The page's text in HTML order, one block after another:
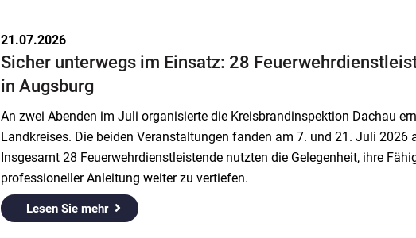
21.07.2026
Sicher unterwegs im Einsatz: 28
in Augsburg
An zwei Abenden im Juli organisierte die Kreisbrandinspektion Dachau
Landkreises. Die beiden Veranstaltungen fanden am 7. und 21. Juli 2026
Insgesamt 28 Feuerwehrdienstleistende nutzten die Gelegenheit, ihre
professioneller Anleitung weiter zu vertiefen.
Lesen Sie mehr